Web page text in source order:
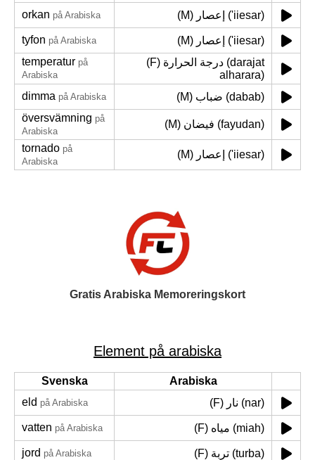
orkan på Arabiska (M) إعصار ('iiesar)
tyfon på Arabiska
(M) إعصار ('iiesar)
temperatur på
Arabiska
(F) درجة الحرارة (darajat
alharara)
dimma på Arabiska
(M) ضباب (dabab)
översvämning på
Arabiska
(M) فيضان (fayudan)
tornado på
Arabiska
(M) إعصار ('iiesar)
Gratis Arabiska Memoreringskort
Element på arabiska
Svenska
Arabiska
eld på Arabiska (F) نار (nar)
vatten på Arabiska (F) مياه (miah)
jord på Arabiska (F) تربة (turba)